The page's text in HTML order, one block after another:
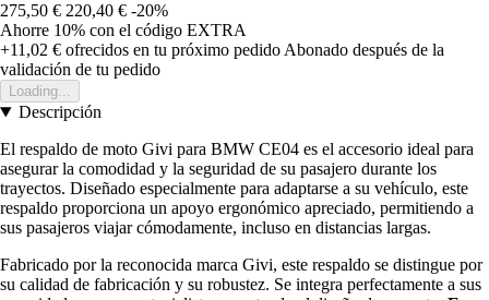
275,50 € 220,40 € -20%
Ahorre 10% con el código EXTRA
+11,02 € ofrecidos en tu próximo pedido Abonado después de la
validación de tu pedido
Loading...
Descripción
El respaldo de moto Givi para BMW CE04 es el accesorio ideal para
asegurar la comodidad y la seguridad de su pasajero durante los
trayectos. Diseñado especialmente para adaptarse a su vehículo, este
respaldo proporciona un apoyo ergonómico apreciado, permitiendo a
sus pasajeros viajar cómodamente, incluso en distancias largas.
Fabricado por la reconocida marca Givi, este respaldo se distingue por
su calidad de fabricación y su robustez. Se integra perfectamente a sus